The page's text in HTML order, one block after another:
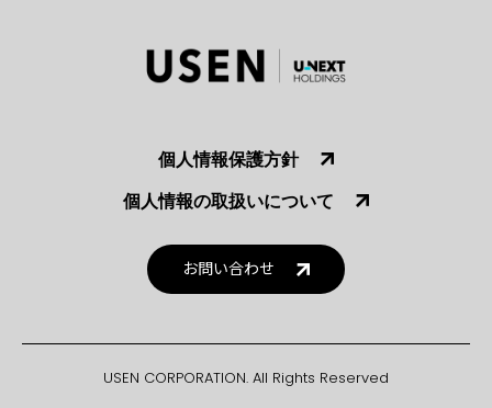
個人情報保護方針
個人情報の取扱いについて
お問い合わせ
USEN CORPORATION. All Rights Reserved